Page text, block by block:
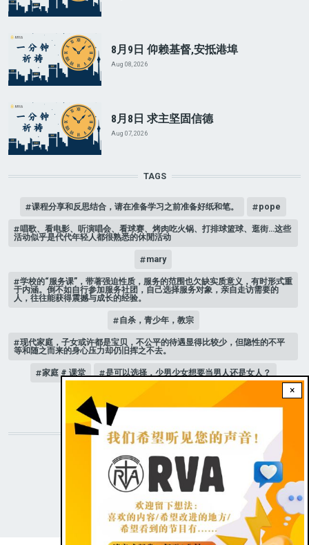
×
8月9日 仰赖基督,安抵港埠
Aug 08, 2026
8月8日 求主坚固信德
Aug 07, 2026
TAGS
课程分享和反思结合，请在准备学习之前准备好纸和笔。 pope
唱歌、看电影、听演唱会、看球赛、烤肉吃火锅、打排球篮球、逛街…这些
活动似乎是代代年轻人都很熟悉的休閒活动
mary
学校的“服务课”，带著强迫性质，服务的范围也欠缺实质意义，有时形式重
于内涵。倒不如自行参加服务社团，自己选择服务对象，亲自走访需要的
人，往往能获得震撼与成长的经验。
自杀，青少年，教宗
现代家庭，子女或许都是宝贝，不公平的待遇显得比较少，但隐性的不平
等和随之而来的身心压力却仍旧挥之不去。
家庭 # 课堂 是可以选择，少男少女想要当男人还是女人？
STAY CONNECTED WITH US!